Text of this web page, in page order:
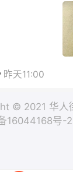
昨天11:00
© 2021 华人
16044168号-2